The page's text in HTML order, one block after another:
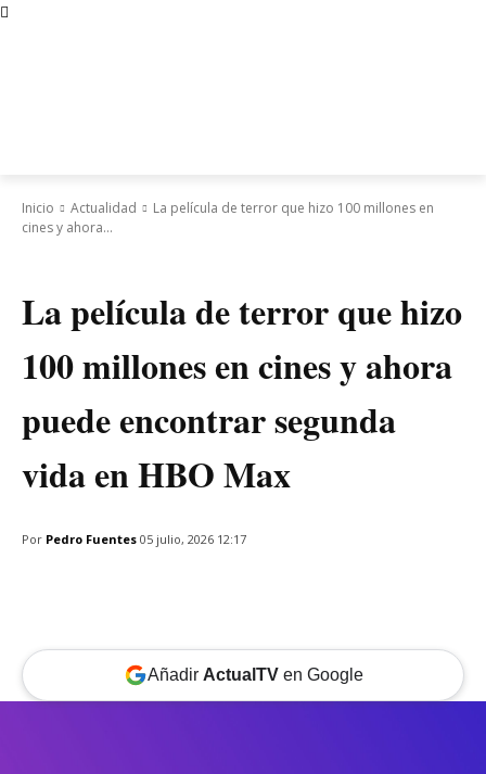
Inicio Actualidad
La película de terror que hizo 100 millones en
cines y ahora...
La película de terror que hizo
100 millones en cines y ahora
puede encontrar segunda
vida en HBO Max
Por Pedro Fuentes 05 julio, 2026 12:17
Añadir ActualTVen Google